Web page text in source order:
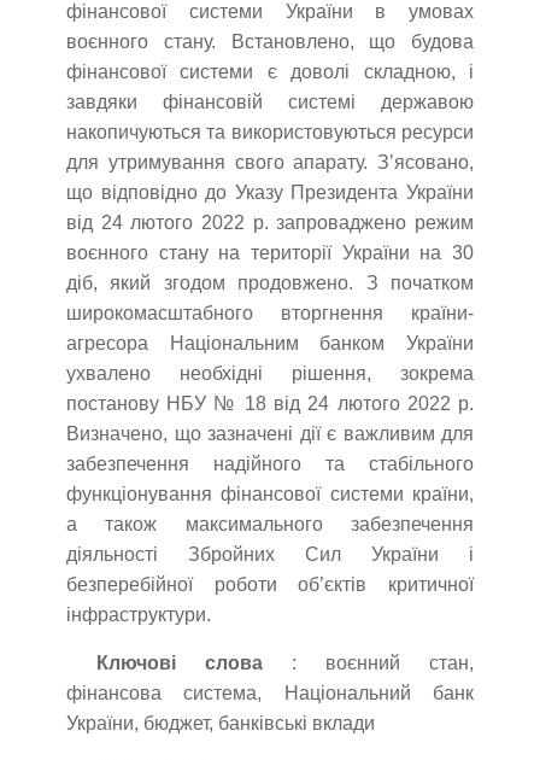
фінансової системи України в умовах
воєнного стану. Встановлено, що будова
фінансової системи є доволі складною, і
завдяки фінансовій системі державою
накопичуються та використовуються ресурси
для утримування свого апарату. З’ясовано,
що відповідно до Указу Президента України
від 24 лютого 2022 р. запроваджено режим
воєнного стану на території України на 30
діб, який згодом продовжено. З початком
широкомасштабного вторгнення країни-
агресора Національним банком України
ухвалено необхідні рішення, зокрема
постанову НБУ № 18 від 24 лютого 2022 р.
Визначено, що зазначені дії є важливим для
забезпечення надійного та стабільного
функціонування фінансової системи країни,
а також максимального забезпечення
діяльності Збройних Сил України і
безперебійної роботи об’єктів критичної
інфраструктури.
Ключові слова : воєнний стан,
фінансова система, Національний банк
України, бюджет, банківські вклади